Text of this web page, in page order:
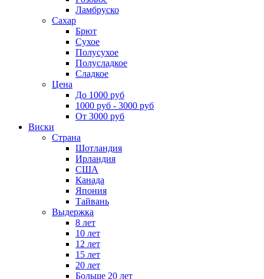
Ламбруско
Сахар
Брют
Сухое
Полусухое
Полусладкое
Сладкое
Цена
До 1000 руб
1000 руб - 3000 руб
От 3000 руб
Виски
Страна
Шотландия
Ирландия
США
Канада
Япония
Тайвань
Выдержка
8 лет
10 лет
12 лет
15 лет
20 лет
Больше 20 лет